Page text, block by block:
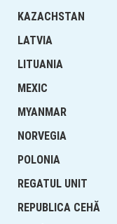
KAZACHSTAN
LATVIA
LITUANIA
MEXIC
MYANMAR
NORVEGIA
POLONIA
REGATUL UNIT
REPUBLICA CEHĂ